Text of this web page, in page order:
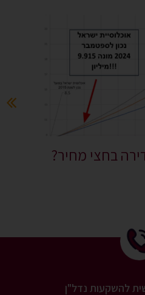
בחצי מחיר?
להשקעות נדל"ן